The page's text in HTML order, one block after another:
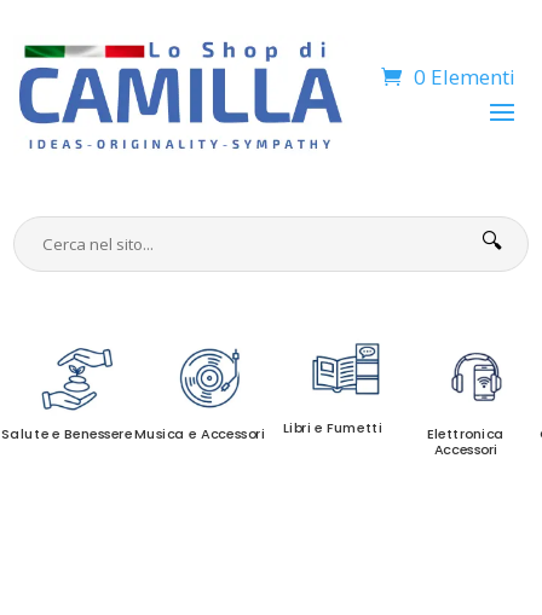
0 Elementi
🔍
Salute e BenessereMusica e Accessori Libri e Fumetti
Elettronica
Accessori